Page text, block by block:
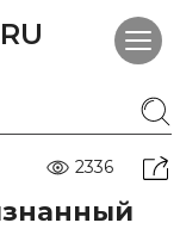
2336